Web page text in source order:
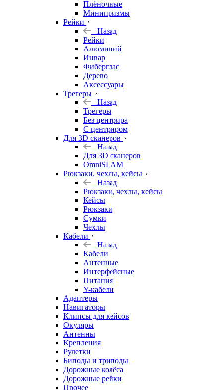
Плёночные
Минипризмы
Рейки
Назад
Рейки
Алюминий
Инвар
Фиберглас
Дерево
Аксессуары
Трегеры
Назад
Трегеры
Без центрира
С центриром
Для 3D сканеров
Назад
Для 3D сканеров
OmniSLAM
Рюкзаки, чехлы, кейсы
Назад
Рюкзаки, чехлы, кейсы
Кейсы
Рюкзаки
Сумки
Чехлы
Кабели
Назад
Кабели
Антенные
Интерфейсные
Питания
Y-кабели
Адаптеры
Навигаторы
Клипсы для кейсов
Окуляры
Антенны
Крепления
Рулетки
Биподы и триподы
Дорожные колёса
Дорожные рейки
Прочее